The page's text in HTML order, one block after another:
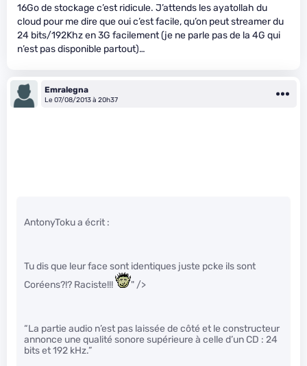
16Go de stockage c’est ridicule. J’attends les ayatollah du
cloud pour me dire que oui c’est facile, qu’on peut streamer du
24 bits/192Khz en 3G facilement (je ne parle pas de la 4G qui
n’est pas disponible partout)…
Emralegna
Le 07/08/2013 à 20h37
AntonyToku a écrit :
Tu dis que leur face sont identiques juste pcke ils sont
Coréens?!? Raciste!!!
" />
“La partie audio n’est pas laissée de côté et le constructeur
annonce une qualité sonore supérieure à celle d’un CD : 24
bits et 192 kHz.”